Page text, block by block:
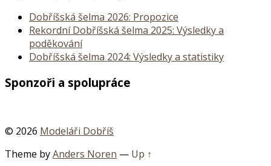
Dobříšská šelma 2026: Propozice
Rekordní Dobříšská šelma 2025: Výsledky a
poděkování
Dobříšská šelma 2024: Výsledky a statistiky
Sponzoři a spolupráce
© 2026 Modeláři Dobříš
Theme byAnders Noren — Up ↑